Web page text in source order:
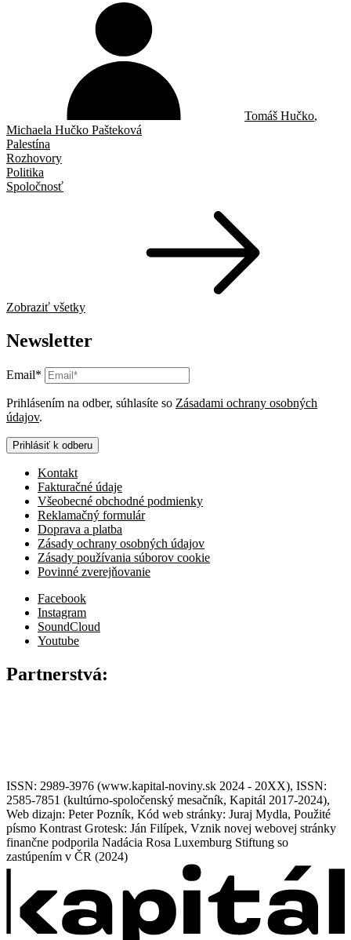
Tomáš Hučko,
Michaela Hučko Pašteková
Palestína
Rozhovory
Politika
Spoločnosť
Zobraziť všetky
Newsletter
Email*
Prihlásením na odber, súhlasíte so Zásadami ochrany osobných
údajov.
Prihlásiť k odberu
Kontakt
Fakturačné údaje
Všeobecné obchodné podmienky
Reklamačný formulár
Doprava a platba
Zásady ochrany osobných údajov
Zásady používania súborov cookie
Povinné zverejňovanie
Facebook
Instagram
SoundCloud
Youtube
Partnerstvá:
ISSN: 2989-3976 (www.kapital-noviny.sk 2024 - 20XX), ISSN:
2585-7851 (kultúrno-spoločenský mesačník, Kapitál 2017-2024),
Web dizajn: Peter Pozník, Kód web stránky: Juraj Mydla, Použité
písmo Kontrast Grotesk: Ján Filípek, Vznik novej webovej stránky
finančne podporila Nadácia Rosa Luxemburg Stiftung so
zastúpením v ČR (2024)